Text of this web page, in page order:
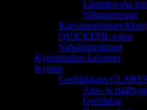
Lämminvaha
Vahapatruunat
Karvanpoistotarvikkeet
QUICKEPIL vahat
Vahalämmittimet
Kynsistudion kalusteet
Kynnet
Geelilakkaus
Alus- ja
Geelilakat